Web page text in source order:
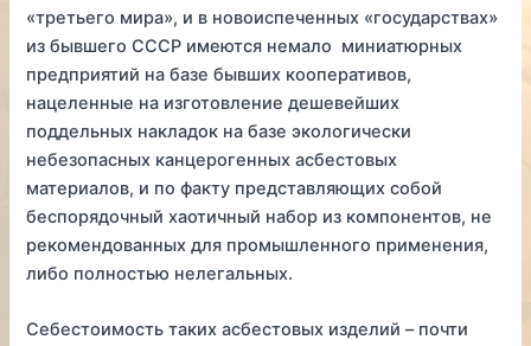
«третьего мира», и в новоиспеченных «государствах»
из бывшего СССР имеются немало миниатюрных
предприятий на базе бывших кооперативов,
нацеленные на изготовление дешевейших
поддельных накладок на базе экологически
небезопасных канцерогенных асбестовых
материалов, и по факту представляющих собой
беспорядочный хаотичный набор из компонентов, не
рекомендованных для промышленного применения,
либо полностью нелегальных.
Себестоимость таких асбестовых изделий – почти